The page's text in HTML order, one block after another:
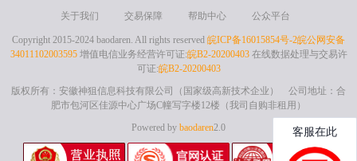
关于我们 交易保障 帮助中心 公众平台
Copyright 2015-2024 baodaren. All rights reserved 皖ICP备16015854号-2皖公网安备
34011102003595增值电信业务经营许可证:皖B2-20200403在线数据处理与交易许
可证:皖B2-20200403
版权所有：安徽神狙信息科技有限公司（国家级高新技术企业） 公司地址：合
肥市包河区佳源中心广场C幢写字楼12楼（我司自购非租用）
Powered by baodaren2.0